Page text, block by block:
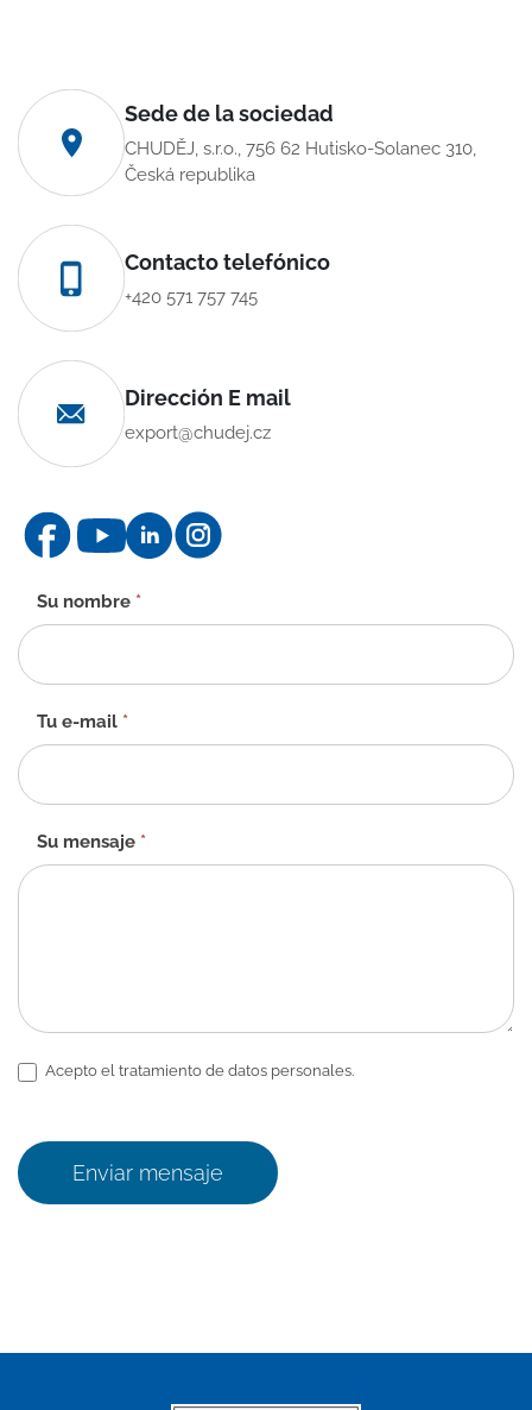
Sede de la sociedad
CHUDĚJ, s.r.o., 756 62 Hutisko-Solanec 310,
Česká republika
Contacto telefónico
+420 571 757 745
Dirección E mail
export@chudej.cz
Formulario
de
contacto
-
Su nombre *
Tu e-mail *
Su mensaje *
Acepto el tratamiento de datos personales.
Enviar mensaje